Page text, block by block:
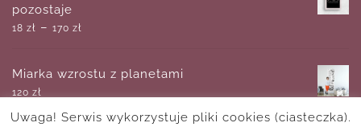
pozostaje
18 zł – 170 zł
Miarka wzrostu z planetami
120 zł
Uwaga! Serwis wykorzystuje pliki cookies (ciasteczka).